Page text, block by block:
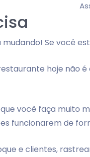
Se você
hoje não
você faça muito
funcionarem de
e clientes,